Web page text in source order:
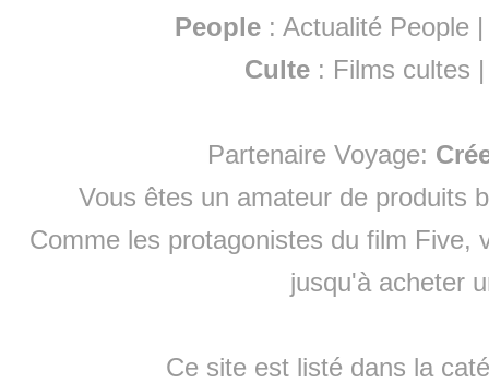
People :Actualité People
Culte : Films cultes
Partenaire Voyage:
Vous êtes un amateur de produits
Comme les protagonistes du film Five,
jusqu'à acheter
Ce site est listé dans la